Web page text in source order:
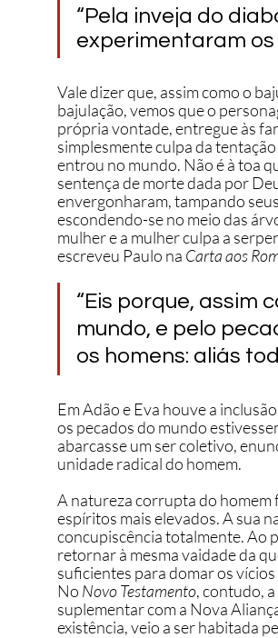
“Pela inveja do
experimentaram os
Vale dizer que, assim como o
bajulação, vemos que o
própria vontade, entregue às
simplesmente culpa da
entrou no mundo. Não é à toa
sentença de morte dada por
envergonharam, tampando
escondendo-se no meio das
mulher e a mulher culpa a
escreveu Paulo na Carta aos
“Eis porque, assim
mundo, e pelo
os homens: aliás
Em Adão e Eva houve a
os pecados do mundo
abarcasse um ser coletivo,
unidade radical do homem.
A natureza corrupta do homem
espíritos mais elevados. A sua
concupiscência totalmente. Ao
retornar à mesma vaidade da
suficientes para domar os
No Novo Testamento, contudo,
suplementar com a Nova
existência, veio a ser habitada